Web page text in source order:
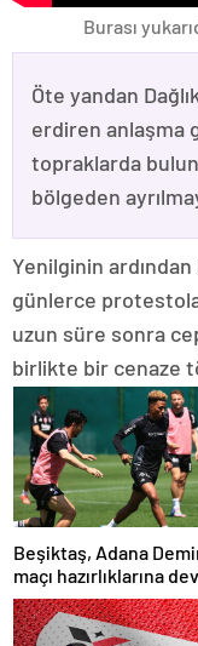
Burası
Öte yandan
erdiren anlaşma
topraklarda
bölgeden
Yenilginin
günlerce
uzun süre sonra
birlikte bir cenaze
Beşiktaş, Adana
maçı hazırlıklarına